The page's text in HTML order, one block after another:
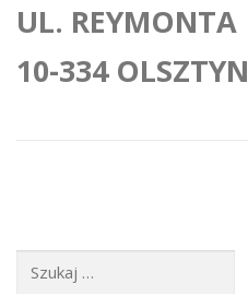
UL. REYMONTA
10-334 OLSZTYN